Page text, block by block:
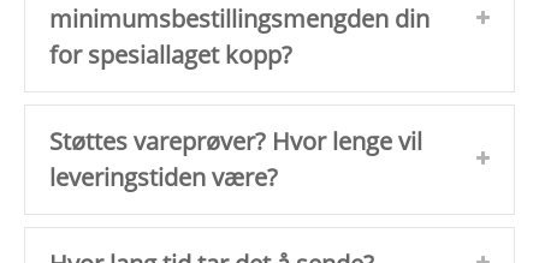
minimumsbestillingsmengden din
for spesiallaget kopp?
Støttes vareprøver? Hvor lenge vil
leveringstiden være?